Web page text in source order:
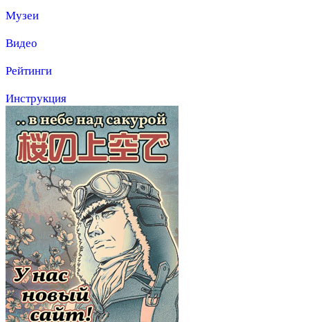
Музеи
Видео
Рейтинги
Инструкция